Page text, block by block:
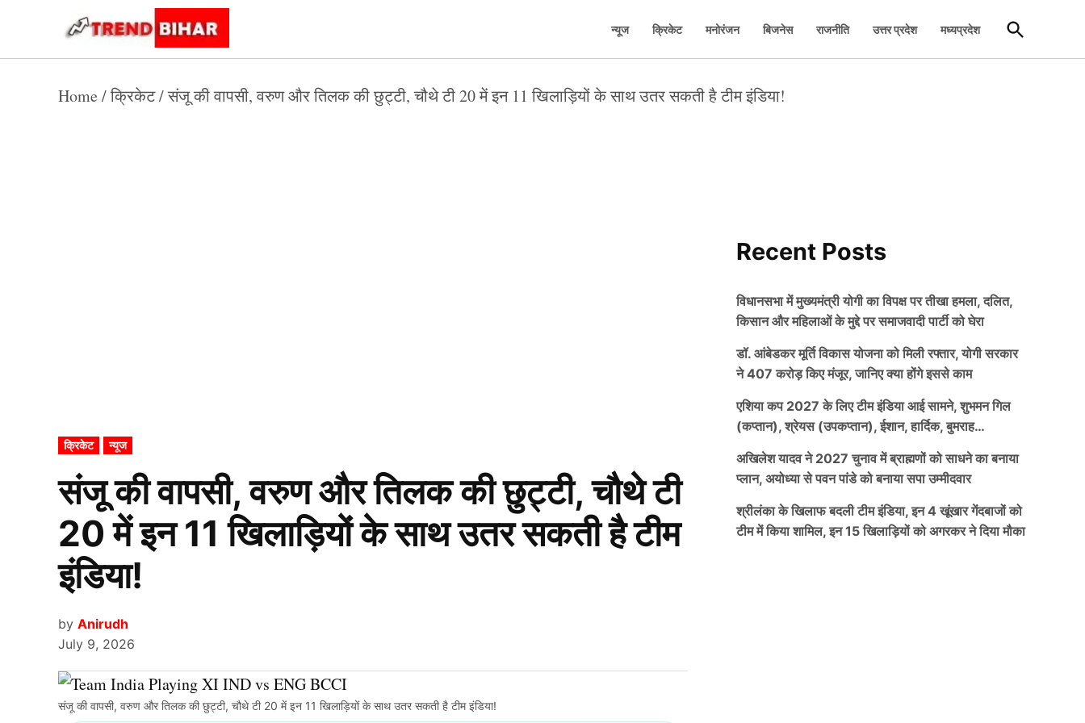
content
Bihar
न्यूज क्रिकेट मनोरंजन बिजनेस राजनीति उत्तर प्रदेश मध्यप्रदेश
Open
Search
Home /क्रिकेट/संजू की वापसी, वरुण और तिलक की छुट्टी, चौथे टी 20 में इन 11 खिलाड़ियों के साथ उतर सकती है टीम इंडिया!
POSTED
IN
क्रिकेट न्यूज
संजू की वापसी, वरुण और तिलक की छुट्टी, चौथे टी
20 में इन 11 खिलाड़ियों के साथ उतर सकती है टीम
इंडिया!
by Anirudh
July 9, 2026
संजू की वापसी, वरुण और तिलक की छुट्टी, चौथे टी 20 में इन 11 खिलाड़ियों के साथ उतर सकती है टीम इंडिया!
Recent Posts
विधानसभा में मुख्यमंत्री योगी का विपक्ष पर तीखा हमला, दलित,
किसान और महिलाओं के मुद्दे पर समाजवादी पार्टी को घेरा
डॉ. आंबेडकर मूर्ति विकास योजना को मिली रफ्तार, योगी सरकार
ने 407 करोड़ किए मंजूर, जानिए क्या होंगे इससे काम
एशिया कप 2027 के लिए टीम इंडिया आई सामने, शुभमन गिल
(कप्तान), श्रेयस (उपकप्तान), ईशान, हार्दिक, बुमराह…
अखिलेश यादव ने 2027 चुनाव में ब्राह्मणों को साधने का बनाया
प्लान, अयोध्या से पवन पांडे को बनाया सपा उम्मीदवार
श्रीलंका के खिलाफ बदली टीम इंडिया, इन 4 खूंखार गेंदबाजों को
टीम में किया शामिल, इन 15 खिलाड़ियों को अगरकर ने दिया मौका